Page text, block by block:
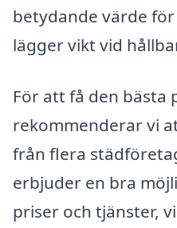
betydande värde
lägger vikt vid
För att få den
rekommenderar vi
från flera
erbjuder en bra
priser och tjänster,